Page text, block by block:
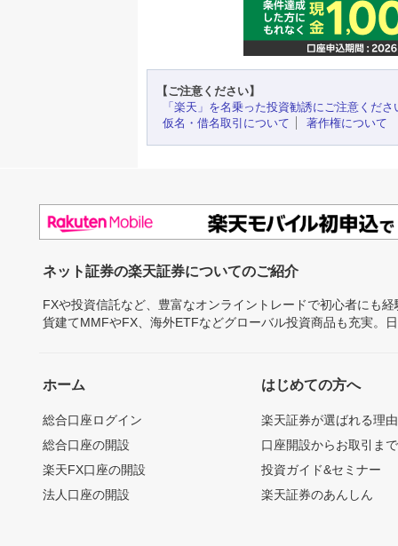
【ご注意ください】
「楽天」を名乗った投資勧誘にご注意くださ
仮名・借名取引について
著作権について
ネット証券の楽天証券についてのご紹介
FXや投資信託など、豊富なオンライントレードで初心者にも
貨建てMMFやFX、海外ETFなどグローバル投資商品も充実。
ホーム
総合口座ログイン
総合口座の開設
楽天FX口座の開設
法人口座の開設
はじめての方へ
楽天証券が選ばれる理由
口座開設からお取引ま
投資ガイド&セミナー
楽天証券のあんしん